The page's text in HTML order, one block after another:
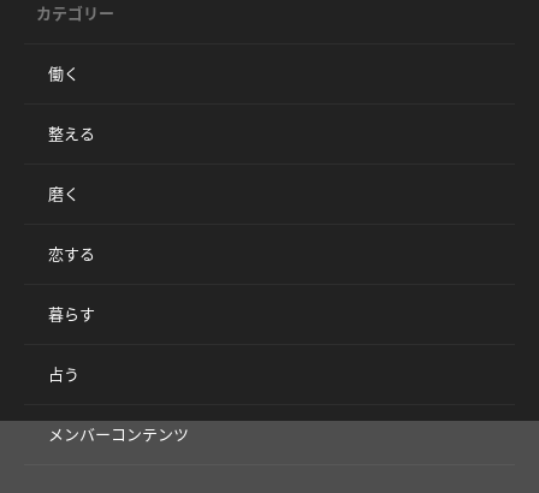
カテゴリー
働く
整える
磨く
恋する
暮らす
占う
メンバーコンテンツ